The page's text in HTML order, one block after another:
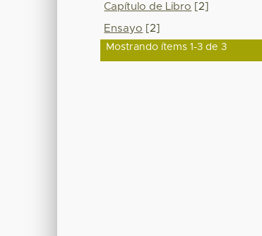
Capítulo de Libro [2]
Ensayo [2]
Mostrando ítems 1-3 de 3